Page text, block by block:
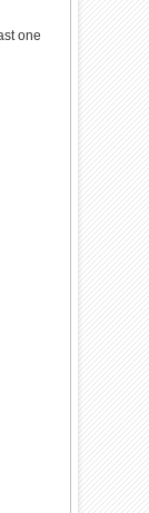
one